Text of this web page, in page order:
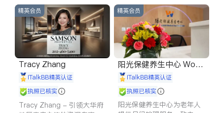
精英会员
Tracy Zhang
iTalkBB精英认证
执照已核实
Tracy Zhang - 引领大华府
精英会员
阳光保健养生中心 World
shine
iTalkBB精英认证
执照已核实
阳光保健养生中心为老年人